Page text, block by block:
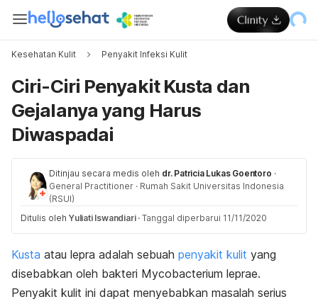
Kesehatan Kulit Penyakit Infeksi Kulit
Ciri-Ciri Penyakit Kusta dan
Gejalanya yang Harus
Diwaspadai
Ditinjau secara medis oleh dr. Patricia Lukas Goentoro ·
General Practitioner · Rumah Sakit Universitas Indonesia
(RSUI)
Ditulis oleh Yuliati Iswandiari · Tanggal diperbarui 11/11/2020
Kusta atau lepra adalah sebuah penyakit kulit yang
disebabkan oleh bakteri Mycobacterium leprae.
Penyakit kulit ini dapat menyebabkan masalah serius